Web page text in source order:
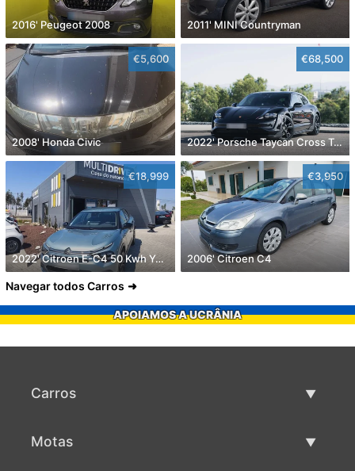
2016' Peugeot 2008 2011' MINI Countryman
€5,600
2008' Honda Civic
€68,500
2022' Porsche Taycan Cross Turismo 4
€18,999
2022' Citroen E-C4 50 Kwh You!
€3,950
2006' Citroen C4
Navegar todos Carros
APOIAMOS A UCRÂNIA
Carros
Motas